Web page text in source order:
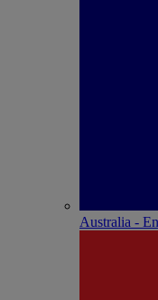
Australia -